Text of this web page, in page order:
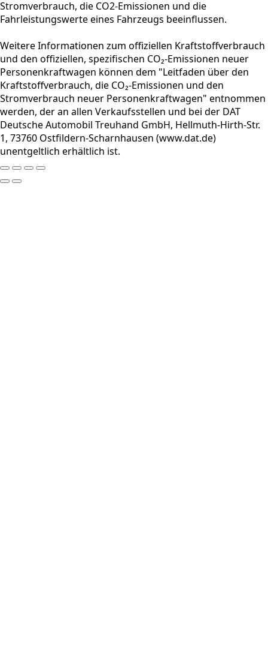
Stromverbrauch, die CO2-Emissionen und die
Fahrleistungswerte eines Fahrzeugs beeinflussen.
Weitere Informationen zum offiziellen Kraftstoffverbrauch
und den offiziellen, spezifischen CO₂-Emissionen neuer
Personenkraftwagen können dem "Leitfaden über den
Kraftstoffverbrauch, die CO₂-Emissionen und den
Stromverbrauch neuer Personenkraftwagen" entnommen
werden, der an allen Verkaufsstellen und bei der DAT
Deutsche Automobil Treuhand GmbH, Hellmuth-Hirth-Str.
1, 73760 Ostfildern-Scharnhausen (www.dat.de)
unentgeltlich erhältlich ist.